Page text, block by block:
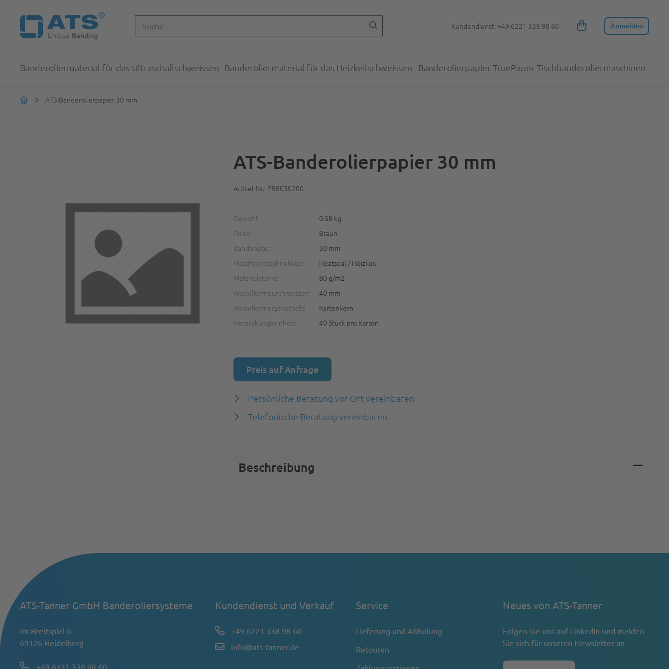
Kundendienst: +49 6221 338 98 60 Anmelden
Banderoliermaterial für das Ultraschallschweissen Banderoliermaterial für das Heizkeilschweissen Banderolierpapier TruePaper Tischbanderoliermaschinen
ATS-Banderolierpapier 30 mm
ATS-Banderolierpapier 30 mm
Artikel-Nr.: PB8030200
Gewicht
0.58 kg
Farbe:
Braun
Bandbreite:
30 mm
Maschinentechnologie:
Heatseal / Heizkeil
Materialstärke:
80 g/m2
Wickelkerndurchmesser:
40 mm
Wickelkerneigenschaft:
Kartonkern
Verpackungseinheit:
40 Stück pro Karton
Preis auf Anfrage
Persönliche Beratung vor Ort vereinbaren
Telefonische Beratung vereinbaren
Beschreibung
---
ATS-Tanner GmbH Banderoliersysteme
Im Breitspiel 6
69126 Heidelberg
+49 6221 338 98 60
Kundendienst und Verkauf
+49 6221 338 98 60
info@ats-tanner.de
Service
Lieferung und Abholung
Retouren
Neues von ATS-Tanner
Folgen Sie uns auf LinkedIn und melden
Sie sich für unseren Newsletter an.